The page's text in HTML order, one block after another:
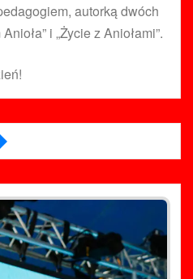
autorką dwóch
i „Życie z Aniołami”.